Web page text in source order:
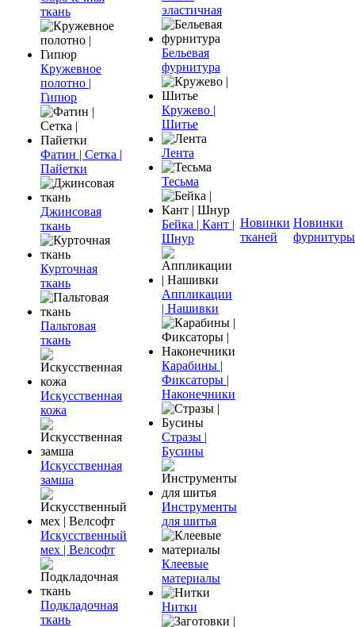
ткань
Кружевное
полотно |
Гипюр
Фатин | Сетка |
Пайетки
Джинсовая
ткань
Курточная
ткань
Пальтовая
ткань
Искусственная
кожа
Искусственная
замша
Искусственный
мех | Велсофт
Подкладочная
ткань
эластичная
Бельевая
фурнитура
Кружево |
Шитье
Лента
Тесьма
Бейка | Кант |
Шнур
Аппликации
| Нашивки
Карабины |
Фиксаторы |
Наконечники
Стразы |
Бусины
Инструменты
для шитья
Клеевые
материалы
Нитки
Новинки
тканей
Новинки
фурнитуры